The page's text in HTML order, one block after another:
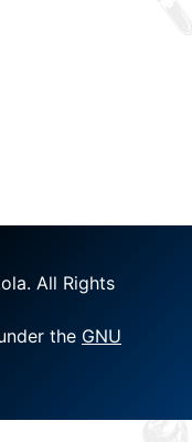
All Rights
the GNU